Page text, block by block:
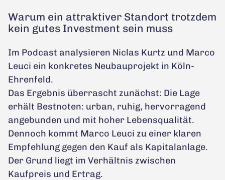
Warum ein attraktiver Standort trotzdem
kein gutes Investment sein muss
Im Podcast analysieren Niclas Kurtz und Marco
Leuci ein konkretes Neubauprojekt in Köln-
Ehrenfeld.
Das Ergebnis überrascht zunächst: Die Lage
erhält Bestnoten: urban, ruhig, hervorragend
angebunden und mit hoher Lebensqualität.
Dennoch kommt Marco Leuci zu einer klaren
Empfehlung gegen den Kauf als Kapitalanlage.
Der Grund liegt im Verhältnis zwischen
Kaufpreis und Ertrag.